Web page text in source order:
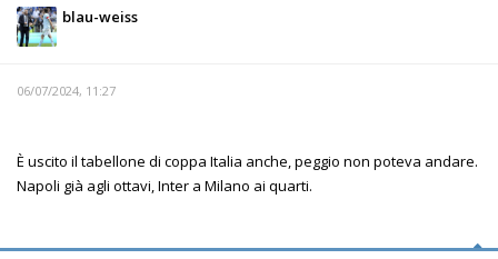
blau-weiss
06/07/2024, 11:27
È uscito il tabellone di coppa Italia anche, peggio non poteva andare.
Napoli già agli ottavi, Inter a Milano ai quarti.